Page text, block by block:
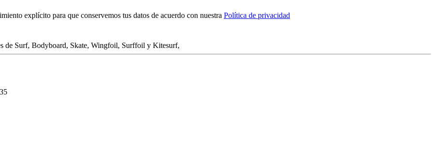
explícito para que conservemos tus datos de acuerdo con nuestra Política de privacidad
de Surf, Bodyboard, Skate, Wingfoil, Surffoil y Kitesurf,